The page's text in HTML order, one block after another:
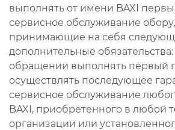
выполнять от имени BAXI
сервисное обслуживание
принимающие на себя
дополнительные
обращении выполнять первый
осуществлять последующее
сервисное обслуживание
BAXI, приобретенного в любой
организации или